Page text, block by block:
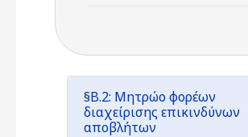
§Β.2: Μητρώο φορέων
διαχείρισης επικινδύνων
αποβλήτων